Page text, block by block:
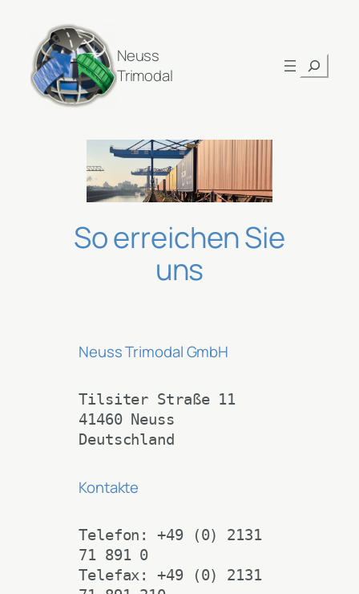
Neuss
Trimodal
Suchen
So erreichen Sie
uns
Neuss Trimodal GmbH
Tilsiter Straße 11
41460 Neuss
Deutschland
Kontakte
Telefon: +49 (0) 2131
71 891 0
Telefax: +49 (0) 2131